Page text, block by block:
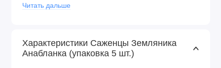
питательный. Без органики и минералов не обойтись.
вносят органику. После сбора урожая проводят
третью подкормку. Преимущества сорта
Читать дальше
Характеристики Саженцы Земляника
Анабланка (упаковка 5 шт.)